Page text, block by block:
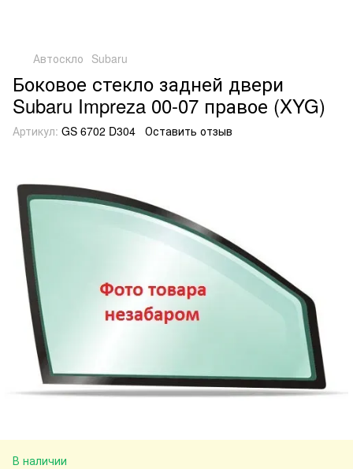
Автоскло Subaru
Боковое стекло задней двери
Subaru Impreza 00-07 правое (XYG)
Артикул: GS 6702 D304 Оставить отзыв
В наличии